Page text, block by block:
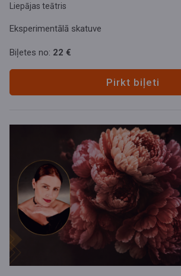
Liepājas teātris
Eksperimentālā skatuve
Biļetes no: 22 €
Pirkt biļeti